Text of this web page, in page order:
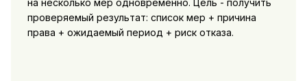
на несколько мер одновременно. Цель - получить
проверяемый результат: список мер + причина
права + ожидаемый период + риск отказа.